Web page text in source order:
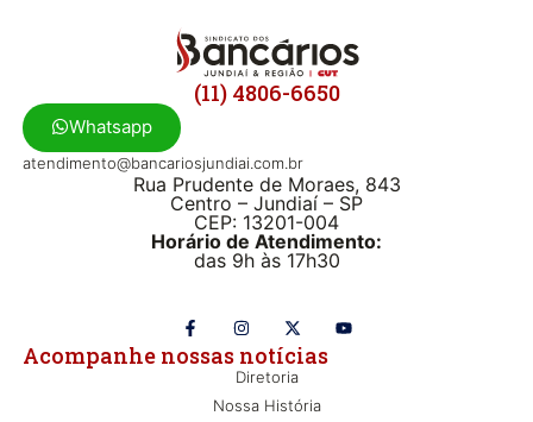
Diretoria
Nossa História
Acompanhe nossas notícias
(11) 4806-6650
Whatsapp
atendimento@bancariosjundiai.com.br
Rua Prudente de Moraes, 843
Centro – Jundiaí – SP
CEP: 13201-004
Horário de Atendimento:
das 9h às 17h30